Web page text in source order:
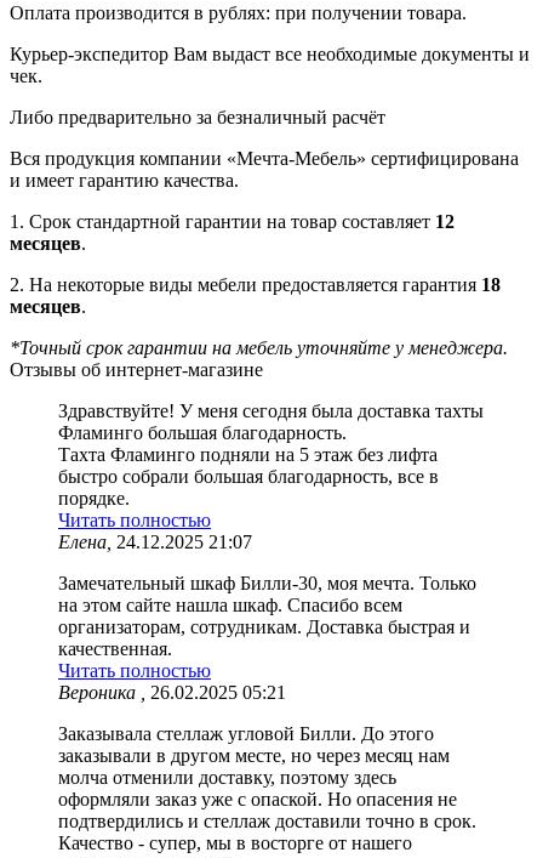
Оплата производится в рублях: при получении товара.
Курьер-экспедитор Вам выдаст все необходимые документы и
чек.
Либо предварительно за безналичный расчёт
Вся продукция компании «Мечта-Мебель» сертифицирована
и имеет гарантию качества.
1. Срок стандартной гарантии на товар составляет 12
месяцев.
2. На некоторые виды мебели предоставляется гарантия 18
месяцев.
*Точный срок гарантии на мебель уточняйте у менеджера.
Отзывы об интернет-магазине
Здравствуйте! У меня сегодня была доставка тахты
Фламинго большая благодарность.
Тахта Фламинго подняли на 5 этаж без лифта
быстро собрали большая благодарность, все в
порядке.
Читать полностью
Елена, 24.12.2025 21:07
Замечательный шкаф Билли-30, моя мечта. Только
на этом сайте нашла шкаф. Спасибо всем
организаторам, сотрудникам. Доставка быстрая и
качественная.
Читать полностью
Вероника ,
26.02.2025 05:21
Заказывала стеллаж угловой Билли. До этого
заказывали в другом месте, но через месяц нам
молча отменили доставку, поэтому здесь
оформляли заказ уже с опаской. Но опасения не
подтвердились и стеллаж доставили точно в срок.
Качество - супер, мы в восторге от нашего